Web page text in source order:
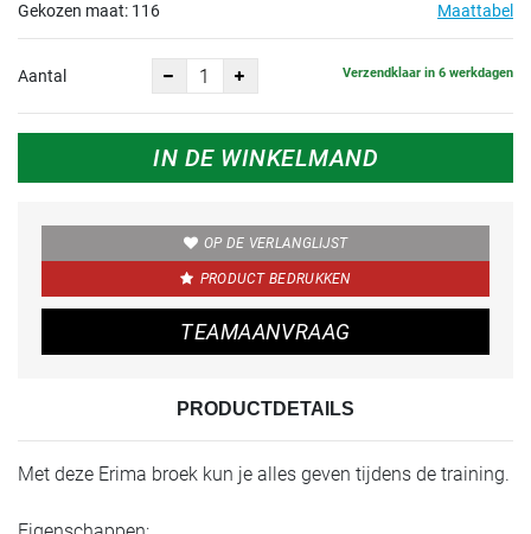
Gekozen maat: 116 Maattabel
Aantal Verzendklaar in 6 werkdagen
IN DE WINKELMAND
OP DE VERLANGLIJST
PRODUCT BEDRUKKEN
TEAMAANVRAAG
PRODUCTDETAILS
Met deze Erima broek kun je alles geven tijdens de training.